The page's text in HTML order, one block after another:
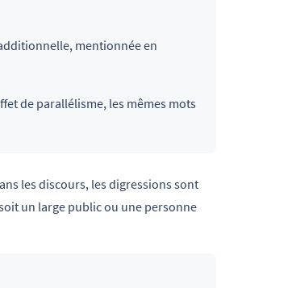
mentionnée en
de parallélisme, les mêmes mots
les discours, les digressions sont
un large public ou une personne